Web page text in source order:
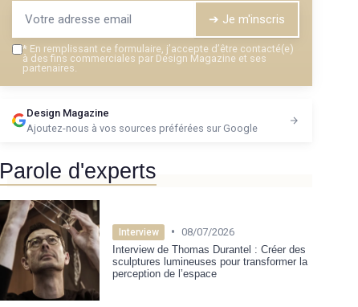
➔ Je m'inscris
* En remplissant ce formulaire, j’accepte d’être contacté(e)
à des fins commerciales par Design Magazine et ses
partenaires.
Design Magazine
Ajoutez-nous à vos sources préférées sur Google
Parole d'experts
Interview • 08/07/2026
Interview de Thomas Durantel : Créer des
sculptures lumineuses pour transformer la
perception de l’espace